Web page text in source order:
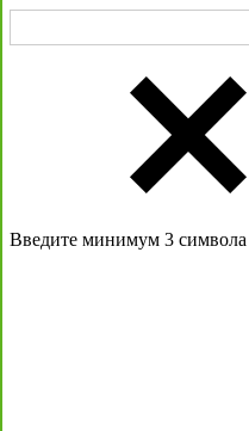
Введите минимум 3 символа